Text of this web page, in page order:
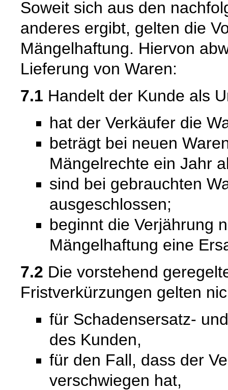
Soweit sich aus den
anderes ergibt, gelten die
Mängelhaftung. Hiervon
Lieferung von Waren:
7.1 Handelt der Kunde als
hat der Verkäufer die
beträgt bei neuen
Mängelrechte ein Jahr
sind bei gebrauchten
ausgeschlossen;
beginnt die Verjährung
Mängelhaftung eine
7.2 Die vorstehend
Fristverkürzungen gelten
für Schadensersatz-
des Kunden,
für den Fall, dass der
verschwiegen hat,